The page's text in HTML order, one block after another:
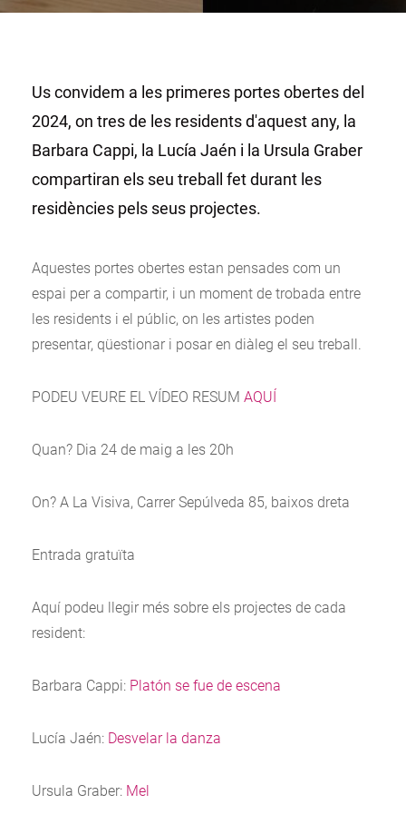
Us convidem a les primeres portes obertes del
2024, on tres de les residents d'aquest any, la
Barbara Cappi, la Lucía Jaén i la Ursula Graber
compartiran els seu treball fet durant les
residències pels seus projectes.
Aquestes portes obertes estan pensades com un
espai per a compartir, i un moment de trobada entre
les residents i el públic, on les artistes poden
presentar, qüestionar i posar en diàleg el seu treball.
PODEU VEURE EL VÍDEO RESUM AQUÍ
Quan? Dia 24 de maig a les 20h
On? A La Visiva, Carrer Sepúlveda 85, baixos dreta
Entrada gratuïta
Aquí podeu llegir més sobre els projectes de cada
resident:
Barbara Cappi: Platón se fue de escena
Lucía Jaén: Desvelar la danza
Ursula Graber: Mel